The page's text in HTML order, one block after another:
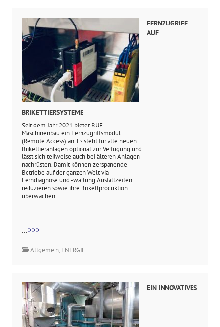
FERNZUGRIFF
AUF
BRIKETTIERSYSTEME
Seit dem Jahr 2021 bietet RUF
Maschinenbau ein Fernzugriffsmodul
(Remote Access) an. Es steht für alle neuen
Brikettieranlagen optional zur Verfügung und
lässt sich teilweise auch bei älteren Anlagen
nachrüsten. Damit können zerspanende
Betriebe auf der ganzen Welt via
Ferndiagnose und -wartung Ausfallzeiten
reduzieren sowie ihre Brikettproduktion
überwachen.
... >>>
Allgemein, ENERGIE
EIN INNOVATIVES